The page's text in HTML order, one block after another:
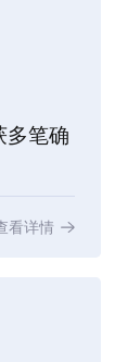
多笔确
看详情